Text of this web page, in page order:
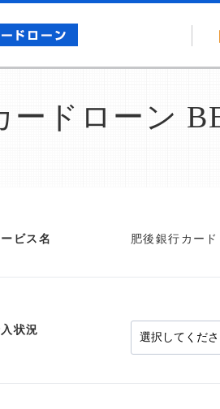
ードローン
ビス名 肥後銀行カー
状況